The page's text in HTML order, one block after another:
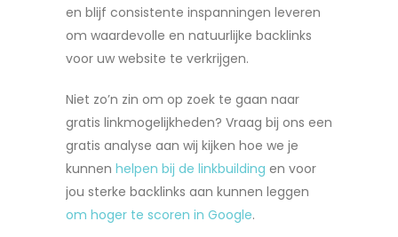
en blijf consistente inspanningen leveren
om waardevolle en natuurlijke backlinks
voor uw website te verkrijgen.
Niet zo’n zin om op zoek te gaan naar
gratis linkmogelijkheden? Vraag bij ons een
gratis analyse aan wij kijken hoe we je
kunnen helpen bij de linkbuilding en voor
jou sterke backlinks aan kunnen leggen
om hoger te scoren in Google.